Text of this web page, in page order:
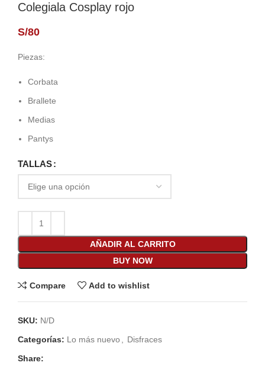
Colegiala Cosplay rojo
S/80
Piezas:
Corbata
Brallete
Medias
Pantys
TALLAS
AÑADIR AL CARRITO
BUY NOW
Compare Add to wishlist
SKU: N/D
Categorías: Lo más nuevo , Disfraces
Share: